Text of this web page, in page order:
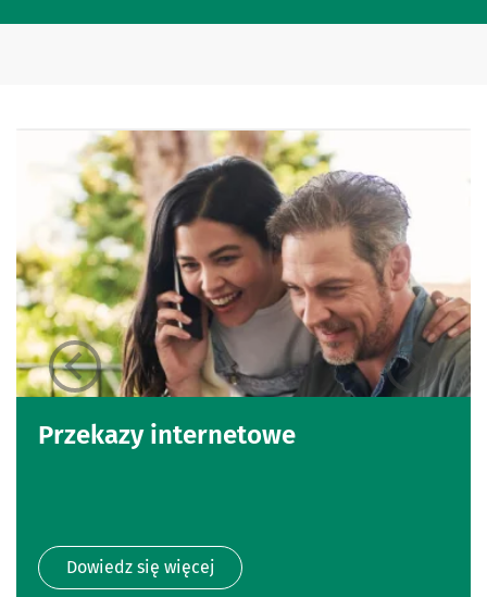
Przekazy internetowe
Dowiedz się więcej